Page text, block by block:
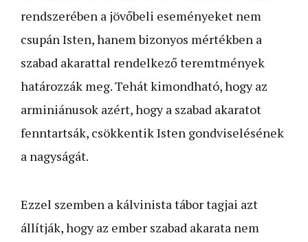
rendszerében a jövőbeli eseményeket nem
csupán Isten, hanem bizonyos mértékben a
szabad akarattal rendelkező teremtmények
határozzák meg. Tehát kimondható, hogy az
arminiánusok azért, hogy a szabad akaratot
fenntartsák, csökkentik Isten gondviselésének
a nagyságát.
Ezzel szemben a kálvinista tábor tagjai azt
állítják, hogy az ember szabad akarata nem